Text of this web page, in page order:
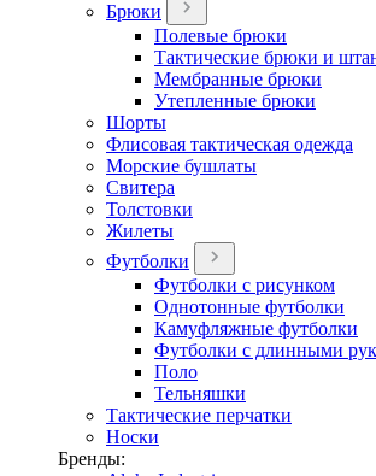
Брюки
Полевые брюки
Тактические брюки и
Мембранные брюки
Утепленные брюки
Шорты
Флисовая тактическая одежда
Морские бушлаты
Свитера
Толстовки
Жилеты
Футболки
Футболки с рисунком
Однотонные футболки
Камуфляжные футболки
Футболки с длинными
Поло
Тельняшки
Тактические перчатки
Носки
Бренды: